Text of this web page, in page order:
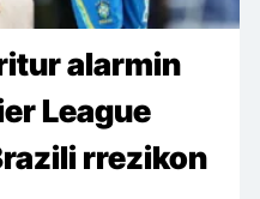
alarmin
League
rrezikon